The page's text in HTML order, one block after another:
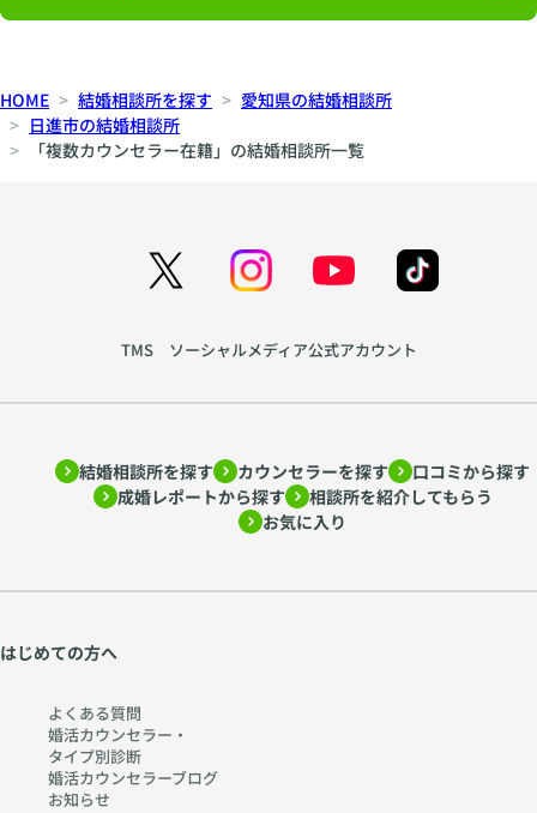
HOME 結婚相談所を探す
愛知県の結婚相談所
日進市の結婚相談所
「複数カウンセラー在籍」の結婚相談所一覧
TMS ソーシャルメディア公式アカウント
結婚相談所を探す カウンセラーを探す
口コミから探す
成婚レポートから探す
相談所を紹介してもらう
お気に入り
はじめての方へ
よくある質問
婚活カウンセラー・
タイプ別診断
婚活カウンセラーブログ
お知らせ